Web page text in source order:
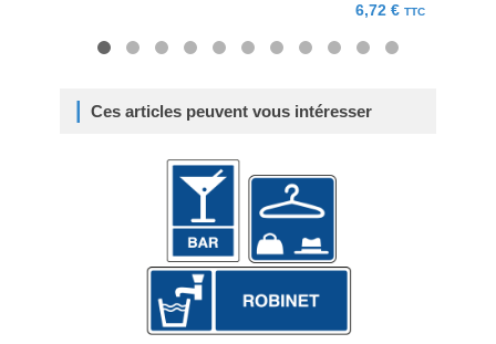
6,72 € TTC
Ces articles peuvent vous intéresser